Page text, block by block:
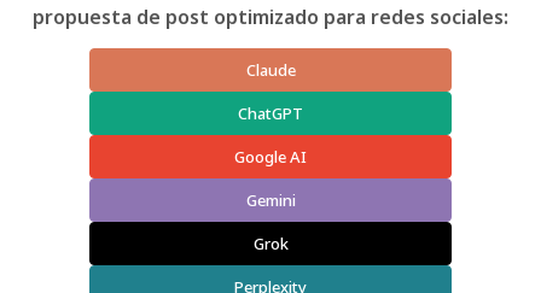
propuesta de post optimizado para redes sociales:
Claude
ChatGPT
Google AI
Gemini
Grok
Perplexity